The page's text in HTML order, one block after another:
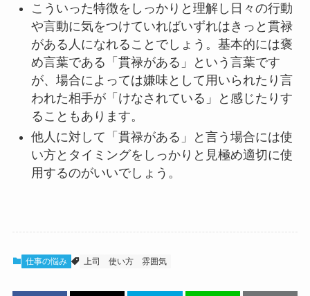
こういった特徴をしっかりと理解し日々の行動
や言動に気をつけていればいずれはきっと貫禄
がある人になれることでしょう。基本的には褒
め言葉である「貫禄がある」という言葉です
が、場合によっては嫌味として用いられたり言
われた相手が「けなされている」と感じたりす
ることもあります。
他人に対して「貫禄がある」と言う場合には使
い方とタイミングをしっかりと見極め適切に使
用するのがいいでしょう。
仕事の悩み 上司 使い方 雰囲気